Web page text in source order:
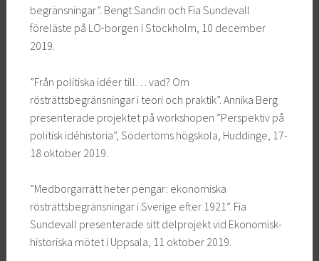
begränsningar”. Bengt Sandin och Fia Sundevall
föreläste på LO-borgen i Stockholm, 10 december
2019.
”Från politiska idéer till… vad? Om
rösträttsbegränsningar i teori och praktik”. Annika Berg
presenterade projektet på workshopen ”Perspektiv på
politisk idéhistoria”, Södertörns högskola, Huddinge, 17-
18 oktober 2019.
”Medborgarrätt heter pengar: ekonomiska
rösträttsbegränsningar i Sverige efter 1921”. Fia
Sundevall presenterade sitt delprojekt vid Ekonomisk-
historiska mötet i Uppsala, 11 oktober 2019.